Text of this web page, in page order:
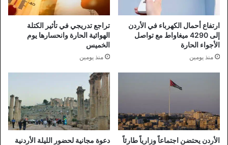
ارتفاع أحمال الكهرباء في الأردن
إلى 4290 ميغاواط مع تواصل
الأجواء الحارة
منذ يومين
تراجع تدريجي في تأثير الكتلة
الهوائية الحارة وانحسارها يوم
الخميس
منذ يومين
الأردن يحتضن اجتماعاً وزارياً طارئاً
دعوة مجانية لحضور الليلة الأردنية